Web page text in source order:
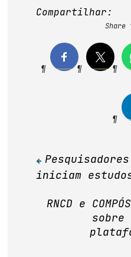
Compartilhar:
de
Post
Pesquisadores
iniciam
RNCD e
sobre